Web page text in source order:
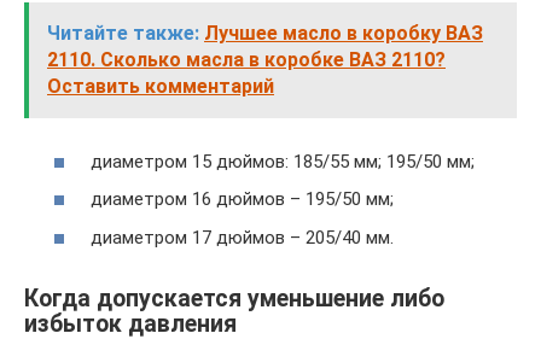
Читайте также: Лучшее масло в коробку ВАЗ
2110. Сколько масла в коробке ВАЗ 2110?
Оставить комментарий
диаметром 15 дюймов: 185/55 мм; 195/50 мм;
диаметром 16 дюймов – 195/50 мм;
диаметром 17 дюймов – 205/40 мм.
Когда допускается уменьшение либо
избыток давления